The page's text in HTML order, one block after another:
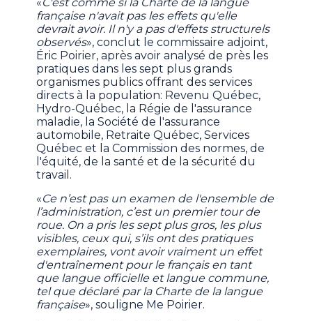
française n'avait pas les effets qu'elle
devrait avoir. Il n'y a pas d'effets structurels
observés», conclut le commissaire adjoint,
Éric Poirier, après avoir analysé de près les
pratiques dans les sept plus grands
organismes publics offrant des services
directs à la population: Revenu Québec,
Hydro-Québec, la Régie de l'assurance
maladie, la Société de l'assurance
automobile, Retraite Québec, Services
Québec et la Commission des normes, de
l'équité, de la santé et de la sécurité du
travail.
«Ce n’est pas un examen de l'ensemble de
l’administration, c’est un premier tour de
roue. On a pris les sept plus gros, les plus
visibles, ceux qui, s’ils ont des pratiques
exemplaires, vont avoir vraiment un effet
d'entraînement pour le français en tant
que langue officielle et langue commune,
tel que déclaré par la Charte de la langue
française», souligne Me Poirier.